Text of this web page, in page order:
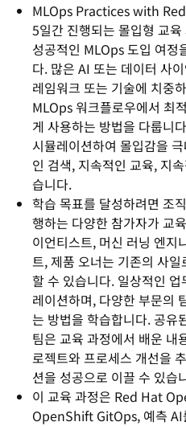
MLOps Practices with
5일간 진행되는 몰입형 교
성공적인 MLOps 도입 여정
다. 많은 AI 또는 데이터 사
레임워크 또는 기술에 치중
MLOps 워크플로우에서 최
게 사용하는 방법을 다룹니
시뮬레이션하여 몰입감을
인 검색, 지속적인 교육, 지
습니다.
학습 목표를 달성하려면 조
행하는 다양한 참가자가 교
이언티스트, 머신 러닝 엔지
트, 제품 오너는 기존의 사
할 수 있습니다. 일상적인
레이션하며, 다양한 부문의
는 방법을 학습합니다. 공유
팀은 교육 과정에서 배운 내
로젝트와 프로세스 개선을
션을 성공으로 이끌 수 있습
이 교육 과정은 Red Hat
OpenShift GitOps, 예측 AI